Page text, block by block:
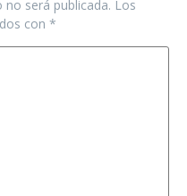
será publicada. Los
con *